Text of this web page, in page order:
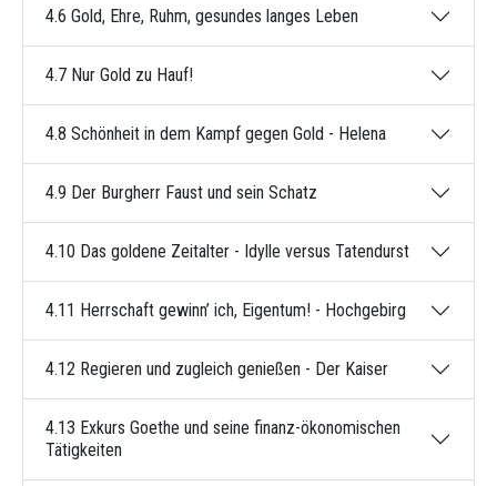
4.6 Gold, Ehre, Ruhm, gesundes langes Leben
4.7 Nur Gold zu Hauf!
4.8 Schönheit in dem Kampf gegen Gold - Helena
4.9 Der Burgherr Faust und sein Schatz
4.10 Das goldene Zeitalter - Idylle versus Tatendurst
4.11 Herrschaft gewinn’ ich, Eigentum! - Hochgebirg
4.12 Regieren und zugleich genießen - Der Kaiser
4.13 Exkurs Goethe und seine finanz-ökonomischen
Tätigkeiten